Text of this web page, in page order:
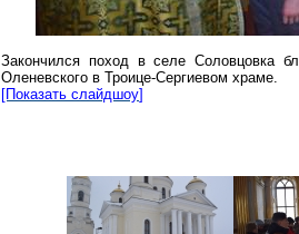
Закончился поход в селе Соловцовка
Оленевского в Троице-Сергиевом храме.
[Показать слайдшоу]